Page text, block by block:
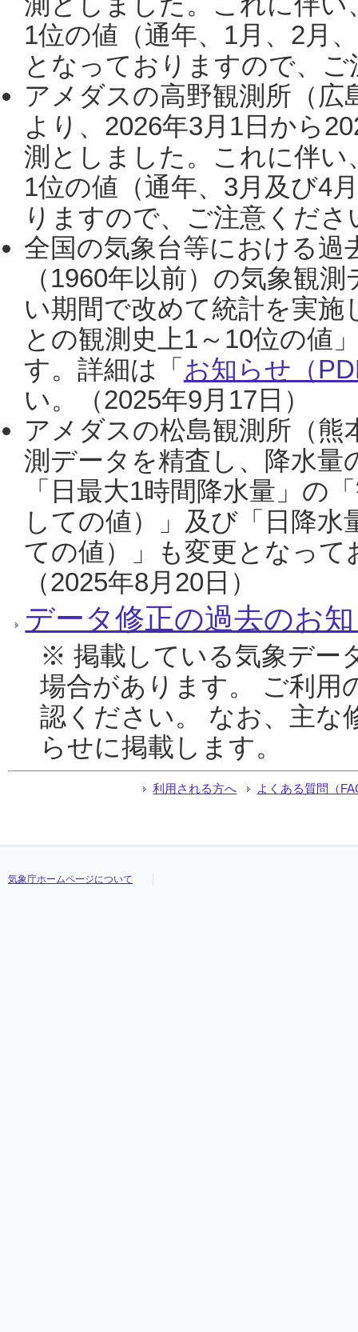
1位の値（通年、1月、2月
となっておりますので、
アメダスの高野観測所（
より、2026年3月1日から
測としました。これに伴い
1位の値（通年、3月及び4
りますので、ご注意くだ
全国の気象台等における過
（1960年以前）の気象観
い期間で改めて統計を実
との観測史上1～10位の値
す。詳細は「 お知らせ（
い。（2025年9月17日）
アメダスの松島観測所（熊
測データを精査し、降水
「日最大1時間降水量」の
しての値）」及び「日降
ての値）」も変更となっ
（2025年8月20日）
データ修正の過去のお
※ 掲載している気象デー
場合があります。 ご利用
認ください。 なお、主な
らせに掲載します。
利用される方へ よくある質問（
気象庁ホームページについて